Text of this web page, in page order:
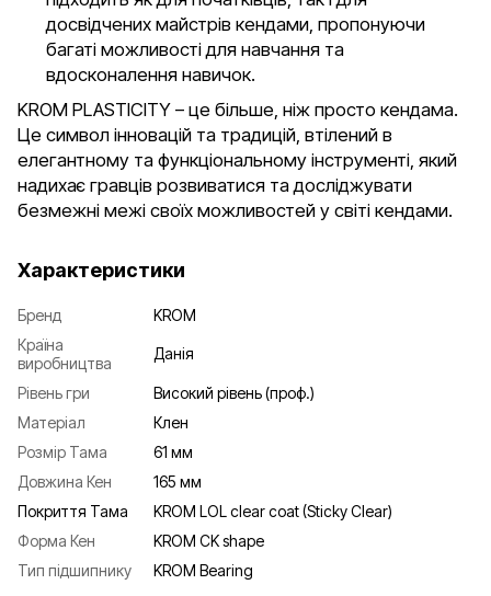
досвідчених майстрів кендами, пропонуючи
багаті можливості для навчання та
вдосконалення навичок.
KROM PLASTICITY – це більше, ніж просто кендама.
Це символ інновацій та традицій, втілений в
елегантному та функціональному інструменті, який
надихає гравців розвиватися та досліджувати
безмежні межі своїх можливостей у світі кендами.
Характеристики
Бренд
KROM
Країна
виробництва
Данія
Рівень гри
Високий рівень (проф.)
Матеріал
Клен
Розмір Тама
61 мм
Довжина Кен
165 мм
Покриття Тама
KROM LOL clear coat (Sticky Clear)
Форма Кен
KROM CK shape
Тип підшипнику
KROM Bearing